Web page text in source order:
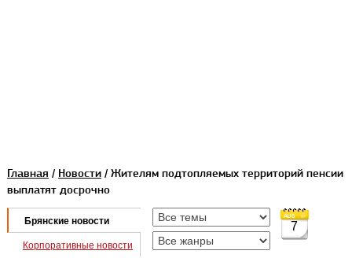
Главная / Новости/ Жителям подтопляемых территорий пенсии
выплатят досрочно
Брянские новости
Корпоративные новости
7